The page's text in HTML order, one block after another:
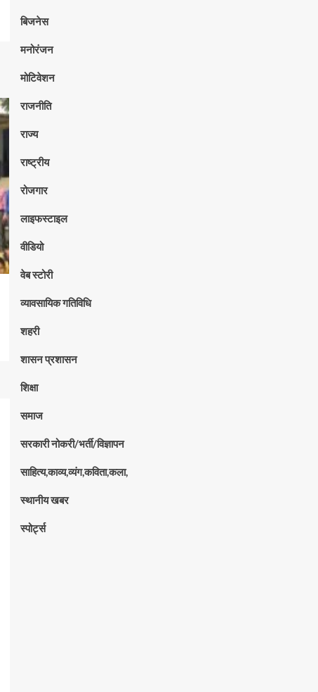
बिजनेस
मनोरंजन
मोटिवेशन
राजनीति
राज्य
राष्ट्रीय
रोजगार
लाइफस्टाइल
वीडियो
वेब स्टोरी
व्यावसायिक गतिविधि
शहरी
शासन प्रशासन
शिक्षा
समाज
सरकारी नोकरी/भर्ती/विज्ञापन
साहित्य,काव्य,व्यंग,कविता,कला,
स्थानीय खबर
स्पोर्ट्स